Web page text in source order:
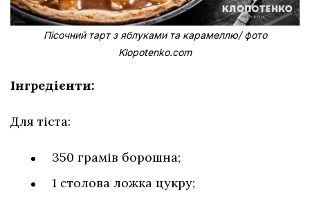
Пісочний тарт з яблуками та карамеллю/ фото
Klopotenko.com
Інгредієнти:
Для тіста:
350 грамів борошна;
1 столова ложка цукру;